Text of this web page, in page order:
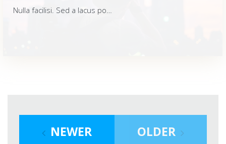
Nulla facilisi. Sed a lacus posuere, varius lacus id, fermentum urna. Quisque vitae dui enim. Integer sit amet elementum nunc, at rutrum nisi. Nulla facilisi. Sed a lacus posuere, varius lacus id, fermentum urna. Quisque vitae dui enim. Integer sit amet elementum nunc, at rutrum nisi. Nulla facilisi. Sed a lacus posuere, varius lacus id, fermentum urna. Quisque vitae dui enim. Integer sit amet elementum nunc, at rutrum nisi.
NEWER OLDER